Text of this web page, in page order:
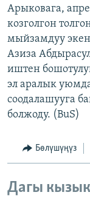
Арыковага,
козголгон
мыйзамдуу
Азиза
иштен
эл аралык
соодалашууга
болжоду. (BuS)
Бөлүшүңүз
Дагы